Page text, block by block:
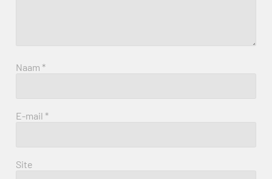
Naam *
E-mail *
Site